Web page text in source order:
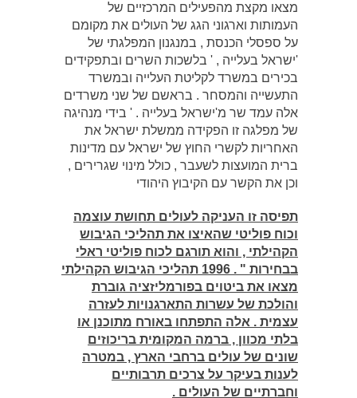
מצאו מקצת מהפעילים המרכזיים של
העמותות וארגוני הגג של העולים את מקומם
על ספסלי הכנסת , במנגנון המפלגתי של
'ישראל בעלייה , ' בלשכות השרים ובתפקידים
בכירים במשרד לקליטת העלייה ובמשרד
התעשייה והמסחר . בראשם של שני משרדים
אלה עמד שר מ'ישראל בעלייה . ' בידי מנהיגה
של מפלגה זו הפקידה ממשלת ישראל את
האחריות לקשרי החוץ של ישראל עם מדינות
ברית המועצות לשעבר , כולל מינוי שגרירים ,
וכן את הקשר עם הקיבוץ היהודי
תפיסה זו העניקה לעולים תחושת עוצמה
וכוח פוליטי שהאיצו את תהליכי הגיבוש
הקהילתי , והוא תורגם לכוח פוליטי ראלי
בבחירות " . 1996 תהליכי הגיבוש הקהילתי
מצאו את ביטוים בפורמליזציה גוברת
והולכת של עשרות התארגנויות לעזרה
עצמית . אלה התפתחו באורח מתוכנן או
בלתי מכוון , ברמה המקומית בריכוזים
שונים של עולים ברחבי הארץ , במטרה
לענות בעיקר על צרכים תרבותיים
וחברתיים של העולים .